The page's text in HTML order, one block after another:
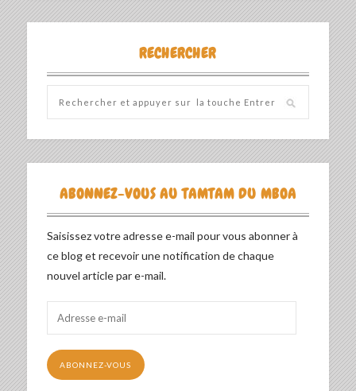
RECHERCHER
ABONNEZ-VOUS AU TAMTAM DU MBOA
Saisissez votre adresse e-mail pour vous abonner à
ce blog et recevoir une notification de chaque
nouvel article par e-mail.
mail
ABONNEZ-VOUS